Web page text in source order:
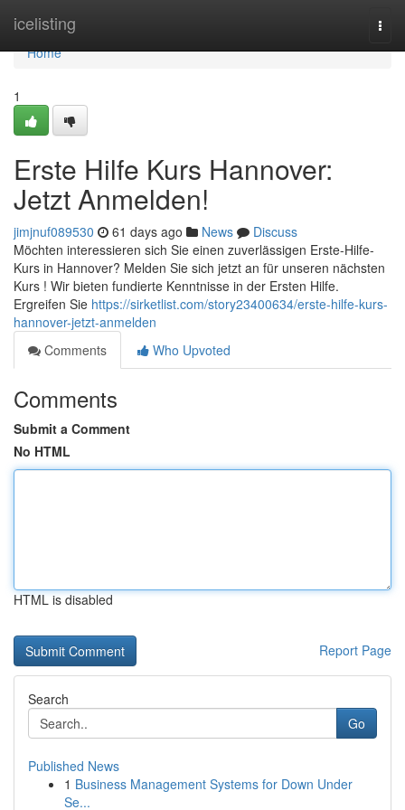
icelisting
Home
Home
1
Erste Hilfe Kurs Hannover:
Jetzt Anmelden!
jimjnuf089530 61 days ago News
Discuss
Möchten interessieren sich Sie einen zuverlässigen Erste-Hilfe-
Kurs in Hannover? Melden Sie sich jetzt an für unseren nächsten
Kurs ! Wir bieten fundierte Kenntnisse in der Ersten Hilfe.
Ergreifen Sie https://sirketlist.com/story23400634/erste-hilfe-kurs-
hannover-jetzt-anmelden
Comments
Who Upvoted
Comments
Submit a Comment
No HTML
HTML is disabled
Report Page
Search
Go
Published News
1 Business Management Systems for Down Under
Se...